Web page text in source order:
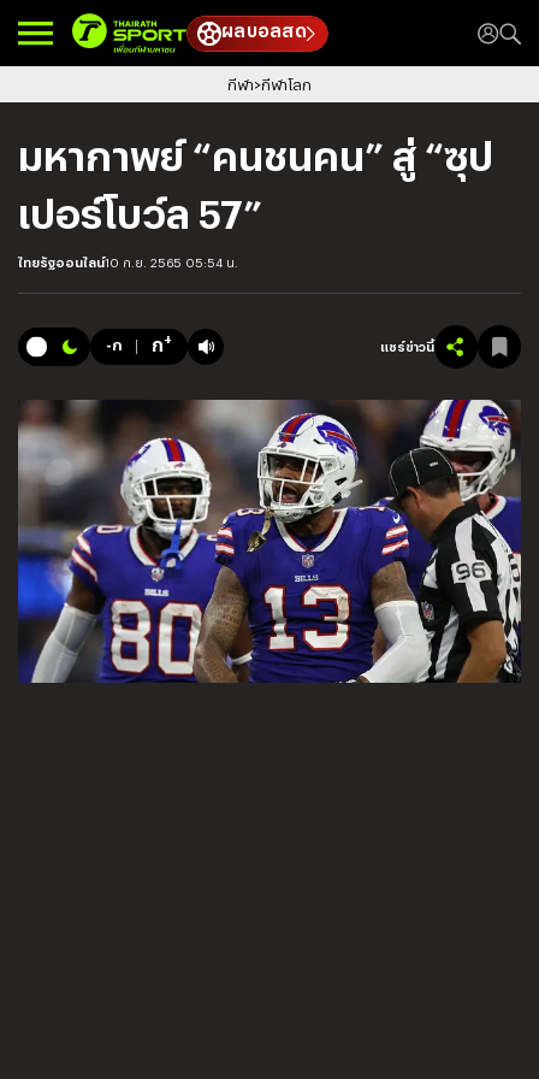
ผลบอลสด
กีฬา กีฬาโลก
มหากาพย์ “คนชนคน” สู่ “ซุป
เปอร์โบว์ล 57”
ไทยรัฐออนไลน์10 ก.ย. 2565 05:54 น.
-ก ก+ แชร์ข่าวนี้